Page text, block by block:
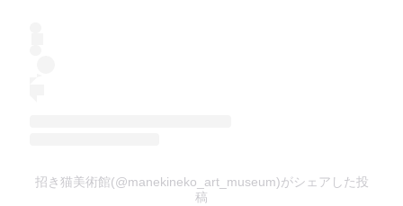
招き猫美術館(@manekineko_art_museum)がシェアした投
稿